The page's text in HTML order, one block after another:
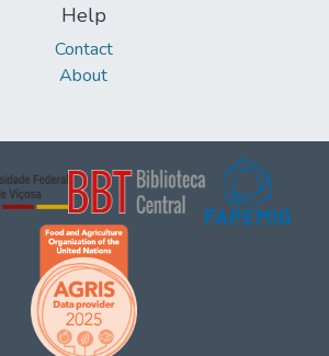
Help
Contact
About